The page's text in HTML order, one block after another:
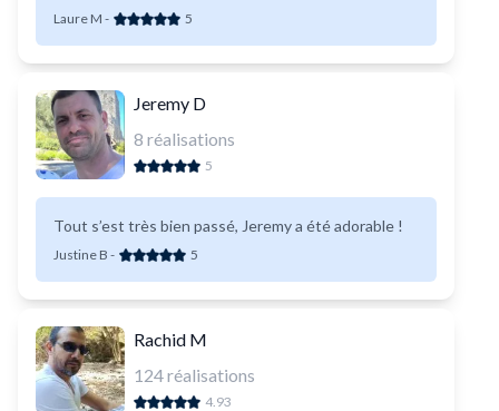
recommande chaleureusement Monsieur Brahim B
Laure M - 5
Jeremy D
8 réalisations
5
Tout s’est très bien passé, Jeremy a été adorable !
Justine B - 5
Rachid M
124réalisations
4.93